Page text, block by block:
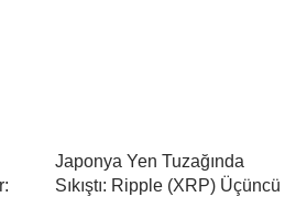
Japonya Yen Tuzağında
Sıkıştı: Ripple (XRP) Üçüncü